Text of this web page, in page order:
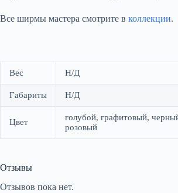
Все ширмы мастера смотрите в коллекции.
Вес Н/Д
Габариты Н/Д
Цвет
голубой, графитовый,
розовый
Отзывы
Отзывов пока нет.